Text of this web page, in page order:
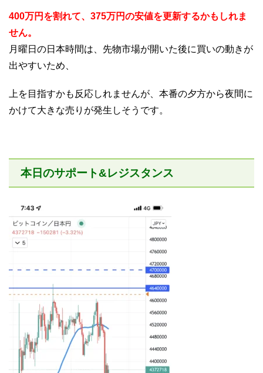
400万円を割れて、 375万円の安値を更新するかもしれま
せん。
月曜日の日本時間は、先物市場が開いた後に買いの動きが
出やすいため、
上を目指すかも反応しれませんが、本番の夕方から夜間に
かけて大きな売りが発生しそうです。
本日のサポート&レジスタンス